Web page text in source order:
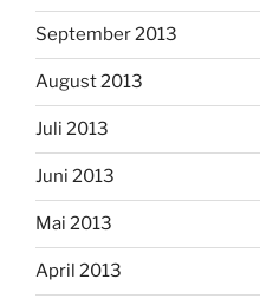
September 2013
August 2013
Juli 2013
Juni 2013
Mai 2013
April 2013